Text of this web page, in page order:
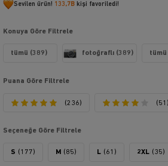
Sevilen ürün! 133,7B kişi favoriledi!
Konuya Göre Filtrele
tümü (389) fotoğraflı (389) tümü
Puana Göre Filtrele
(236) (51)
Seçeneğe Göre Filtrele
S (177) M (85) L (61) 2XL (35)